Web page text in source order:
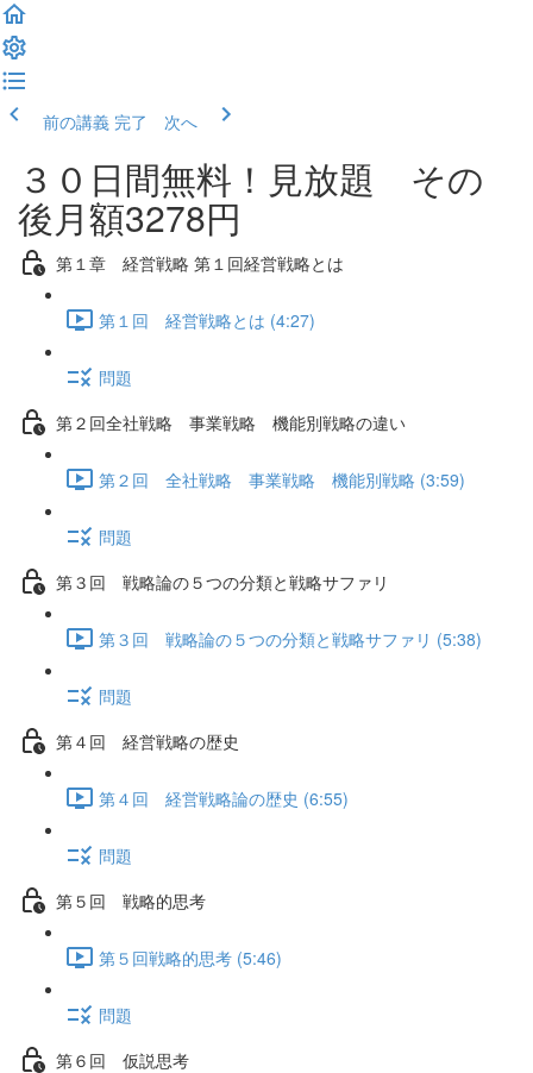
前の講義 完了 次へ
３０日間無料！見放題 その
後月額3278円
第１章 経営戦略 第１回経営戦略とは
第１回 経営戦略とは (4:27)
問題
第２回全社戦略 事業戦略 機能別戦略の違い
第２回 全社戦略 事業戦略 機能別戦略 (3:59)
問題
第３回 戦略論の５つの分類と戦略サファリ
第３回 戦略論の５つの分類と戦略サファリ (5:38)
問題
第４回 経営戦略の歴史
第４回 経営戦略論の歴史 (6:55)
問題
第５回 戦略的思考
第５回戦略的思考 (5:46)
問題
第６回 仮説思考